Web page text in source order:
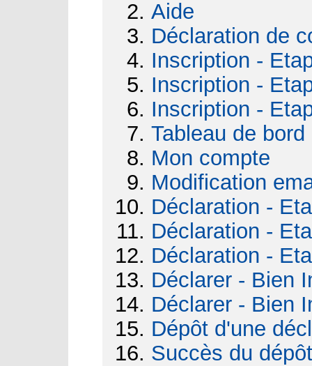
Aide
Déclaration de
Inscription -
Inscription -
Inscription -
Tableau de bord
Mon compte
Modification
Déclaration -
Déclaration -
Déclaration -
Déclarer - Bien
Déclarer - Bien
Dépôt d'une
Succès du